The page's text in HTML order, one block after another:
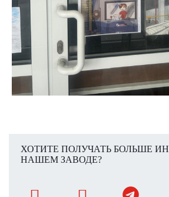
ХОТИТЕ ПОЛУЧАТЬ БОЛЬШЕ
НАШЕМ ЗАВОДЕ?